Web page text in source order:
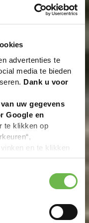
advertenties te
media te bieden
Dank u voor
uw gegevens
Google en
te klikken op
vinken en te klikken
u er ook mee in
1 lit. a DSGVO. De
beoordeeld
In het